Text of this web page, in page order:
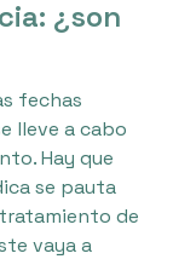
¿son
fechas
lleve a cabo
Hay que
se pauta
de
vaya a